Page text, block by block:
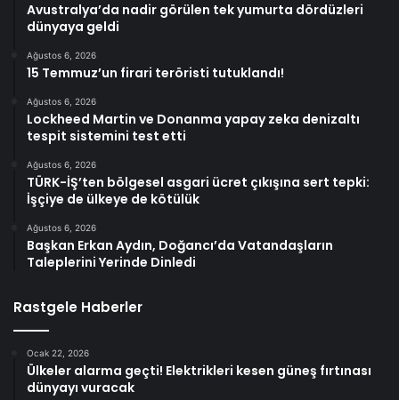
Avustralya’da nadir görülen tek yumurta dördüzleri
dünyaya geldi
Ağustos 6, 2026
15 Temmuz’un firari teröristi tutuklandı!
Ağustos 6, 2026
Lockheed Martin ve Donanma yapay zeka denizaltı
tespit sistemini test etti
Ağustos 6, 2026
TÜRK-İŞ’ten bölgesel asgari ücret çıkışına sert tepki:
İşçiye de ülkeye de kötülük
Ağustos 6, 2026
Başkan Erkan Aydın, Doğancı’da Vatandaşların
Taleplerini Yerinde Dinledi
Rastgele Haberler
Ocak 22, 2026
Ülkeler alarma geçti! Elektrikleri kesen güneş fırtınası
dünyayı vuracak